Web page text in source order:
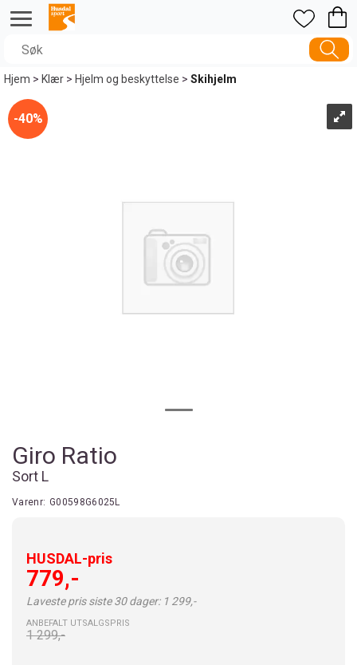
Hjem>Klær>Hjelm og beskyttelse>Skihjelm
40%
Giro Ratio
Sort L
Varenr: G00598G6025L
HUSDAL-pris
779,-
Laveste pris siste 30 dager: 1 299,-
ANBEFALT UTSALGSPRIS
1 299,-